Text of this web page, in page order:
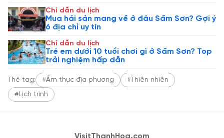
Chỉ dẫn du lịch
Mua hải sản mang về ở đâu Sầm Sơn? Gợi ý
6 địa chỉ uy tín
Chỉ dẫn du lịch
Trẻ em dưới 10 tuổi chơi gì ở Sầm Sơn? Top
trải nghiệm hấp dẫn
Thẻ tag: #Ẩm thực địa phương
#Thiên nhiên
#Lịch trình